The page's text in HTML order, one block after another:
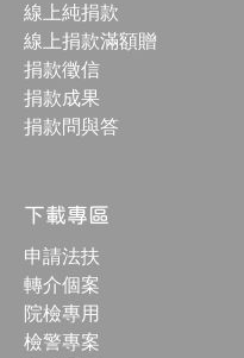
線上純捐款
線上捐款滿額贈
捐款徵信
捐款成果
捐款問與答
下載專區
申請法扶
轉介個案
院檢專用
檢警專案